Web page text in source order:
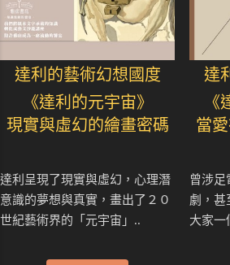
達利的藝術幻想國度
《達利的元宇宙》
現實與虛幻的繪畫密碼
達利呈現了現實與虛幻，心理潛
意識的夢想與真實，畫出了２０
世紀藝術界的「元宇宙」..
達
《
當
曾涉足
劇，甚
大家一